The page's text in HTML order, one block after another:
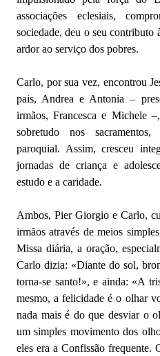
associações eclesiais,
sociedade, deu o seu
ardor ao serviço dos pobres.
Carlo, por sua vez, encontrou
pais, Andrea e Antonia –
irmãos, Francesca e Michele
sobretudo nos
paroquial. Assim, cresceu
jornadas de criança e
estudo e a caridade.
Ambos, Pier Giorgio e Carlo,
irmãos através de meios
Missa diária, a oração,
Carlo dizia: «Diante do sol,
torna-se santo!», e ainda: «A
mesmo, a felicidade é o olhar
nada mais é do que desviar o
um simples movimento dos
eles era a Confissão frequente.